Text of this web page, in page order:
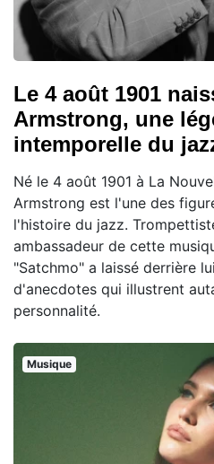
Le 4 août 1901
Armstrong, une
intemporelle du
Né le 4 août 1901 à La
Armstrong est l'une des
l'histoire du jazz.
ambassadeur de cette
"Satchmo" a laissé derrière
d'anecdotes qui illustrent
personnalité.
Musique